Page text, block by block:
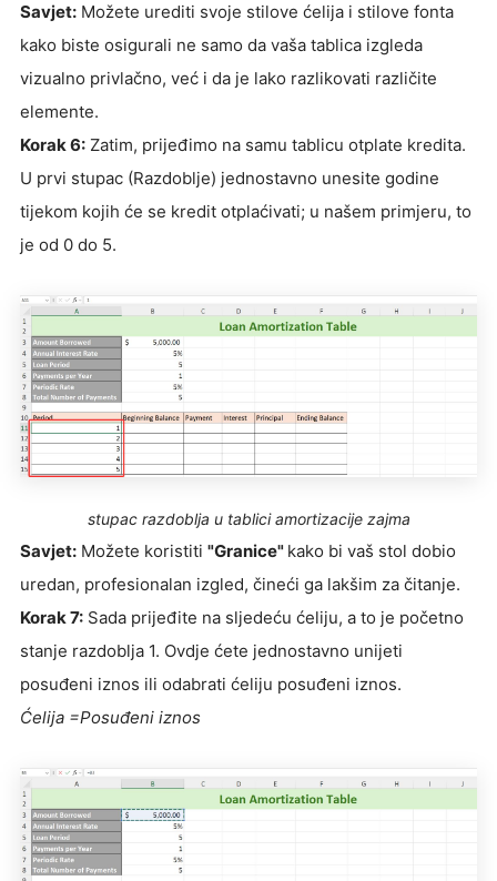
Savjet: Možete urediti svoje stilove ćelija i stilove fonta
kako biste osigurali ne samo da vaša tablica izgleda
vizualno privlačno, već i da je lako razlikovati različite
elemente.
Korak 6: Zatim, prijeđimo na samu tablicu otplate kredita.
U prvi stupac (Razdoblje) jednostavno unesite godine
tijekom kojih će se kredit otplaćivati; u našem primjeru, to
je od 0 do 5.
stupac razdoblja u tablici amortizacije zajma
Savjet: Možete koristiti "Granice" kako bi vaš stol dobio
uredan, profesionalan izgled, čineći ga lakšim za čitanje.
Korak 7: Sada prijeđite na sljedeću ćeliju, a to je početno
stanje razdoblja 1. Ovdje ćete jednostavno unijeti
posuđeni iznos ili odabrati ćeliju posuđeni iznos.
Ćelija =Posuđeni iznos